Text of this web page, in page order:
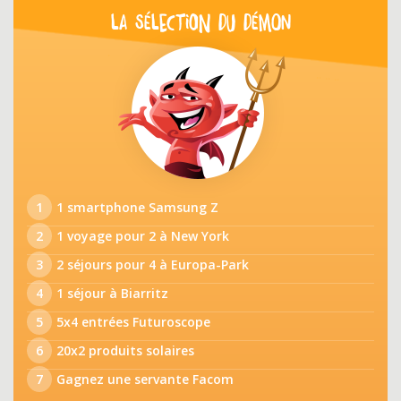
LA SÉLECTION DU DÉMON
1
1 smartphone Samsung Z
2
1 voyage pour 2 à New York
3
2 séjours pour 4 à Europa-Park
4
1 séjour à Biarritz
5
5x4 entrées Futuroscope
6
20x2 produits solaires
7
Gagnez une servante Facom